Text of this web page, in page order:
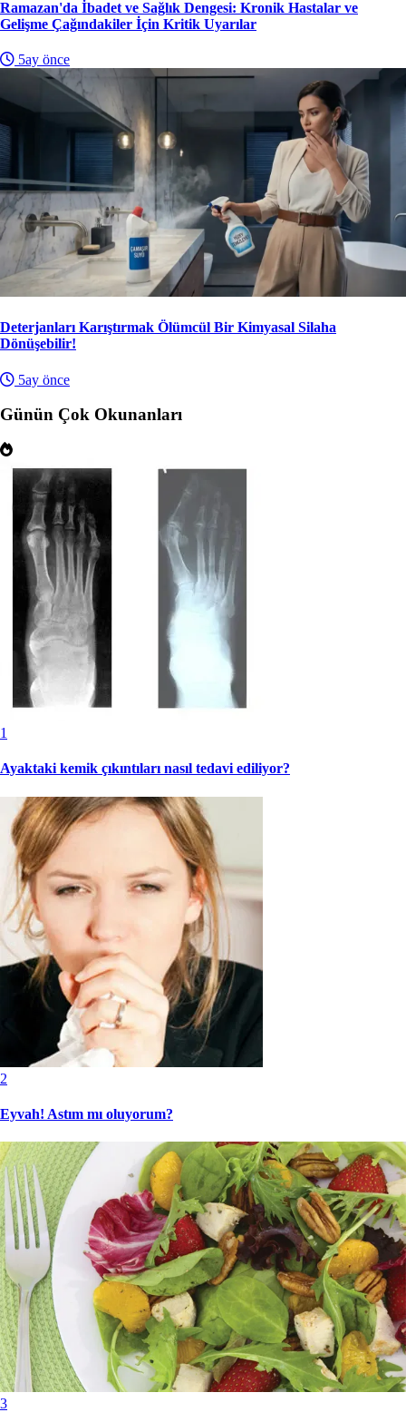
Ramazan'da İbadet ve Sağlık Dengesi: Kronik Hastalar ve
Gelişme Çağındakiler İçin Kritik Uyarılar
5ay önce
Deterjanları Karıştırmak Ölümcül Bir Kimyasal Silaha
Dönüşebilir!
5ay önce
Günün Çok Okunanları
1
Ayaktaki kemik çıkıntıları nasıl tedavi ediliyor?
2
Eyvah! Astım mı oluyorum?
3